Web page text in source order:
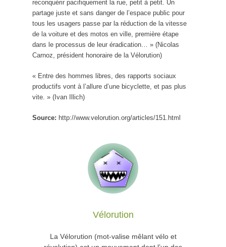
reconquérir pacifiquement la rue, petit à petit. Un
partage juste et sans danger de l’espace public pour
tous les usagers passe par la réduction de la vitesse
de la voiture et des motos en ville, première étape
dans le processus de leur éradication… » (Nicolas
Carnoz, président honoraire de la Vélorution)
« Entre des hommes libres, des rapports sociaux
productifs vont à l’allure d’une bicyclette, et pas plus
vite. » (Ivan Illich)
Source: http://www.velorution.org/articles/151.html
Vélorution
La Vélorution (mot-valise mêlant vélo et